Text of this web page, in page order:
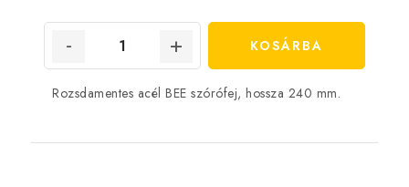
KOSÁRBA
Rozsdamentes acél BEE szórófej, hossza 240 mm.